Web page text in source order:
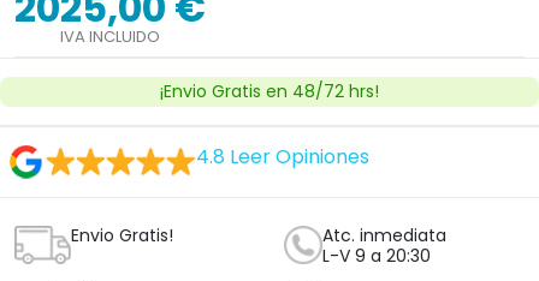
IVA INCLUIDO
¡Envio Gratis en 48/72 hrs!
4.8 Leer Opiniones
Envio Gratis!
Atc. inmediata
L-V 9 a 20:30